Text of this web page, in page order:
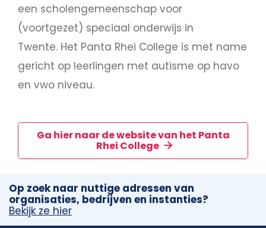
een scholengemeenschap voor
(voortgezet) speciaal onderwijs in
Twente. Het Panta Rhei College is met name
gericht op leerlingen met autisme op havo
en vwo niveau.
Ga hier naar de website van het Panta
Rhei College
Op zoek naar nuttige adressen van
organisaties, bedrijven en instanties?
Bekijk ze hier